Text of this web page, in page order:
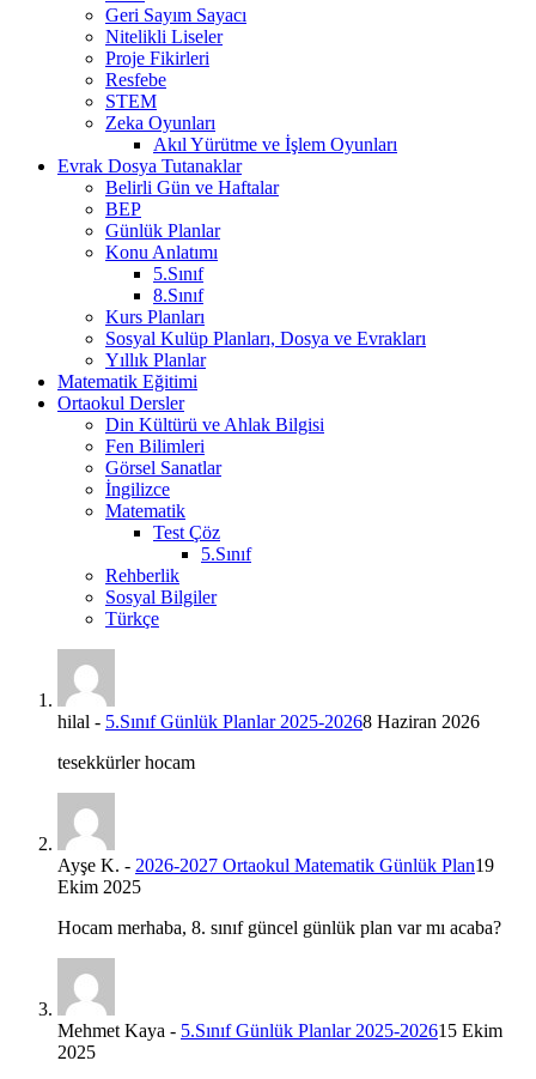
Geri Sayım Sayacı
Nitelikli Liseler
Proje Fikirleri
Resfebe
STEM
Zeka Oyunları
Akıl Yürütme ve İşlem Oyunları
Evrak Dosya Tutanaklar
Belirli Gün ve Haftalar
BEP
Günlük Planlar
Konu Anlatımı
5.Sınıf
8.Sınıf
Kurs Planları
Sosyal Kulüp Planları, Dosya ve Evrakları
Yıllık Planlar
Matematik Eğitimi
Ortaokul Dersler
Din Kültürü ve Ahlak Bilgisi
Fen Bilimleri
Görsel Sanatlar
İngilizce
Matematik
Test Çöz
5.Sınıf
Rehberlik
Sosyal Bilgiler
Türkçe
hilal - 5.Sınıf Günlük Planlar 2025-20268 Haziran 2026
tesekkürler hocam
Ayşe K. - 2026-2027 Ortaokul Matematik Günlük Plan19
Ekim 2025
Hocam merhaba, 8. sınıf güncel günlük plan var mı acaba?
Mehmet Kaya - 5.Sınıf Günlük Planlar 2025-202615 Ekim
2025